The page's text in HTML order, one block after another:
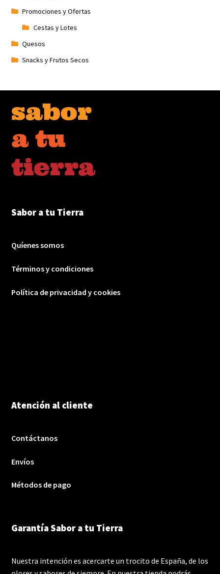
Promociones y Ofertas
Cestas y Lotes
Quesos
Snacks y Frutos Secos
Sabor a tu Tierra
Quíenes somos
Términos y condiciones
Política de privacidad y cookies
Atención al cliente
Contáctanos
Envíos
Métodos de pago
Garantía Sabor a tu Tierra
Nuestra intención es acercarte un trocito de España, de los